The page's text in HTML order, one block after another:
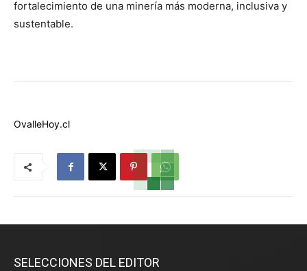
fortalecimiento de una minería más moderna, inclusiva y
sustentable.
OvalleHoy.cl
SELECCIONES DEL EDITOR